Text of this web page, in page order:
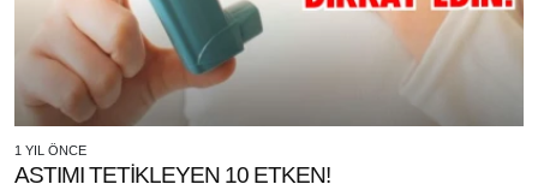
1 YIL ÖNCE
ASTIMI TETİKLEYEN 10 ETKEN!